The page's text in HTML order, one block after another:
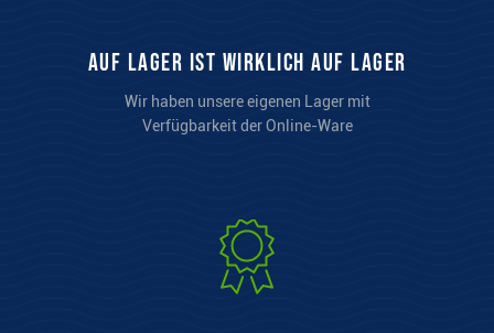
auf Lager ist wirklich auf Lager
Wir haben unsere eigenen Lager mit
Verfügbarkeit der Online-Ware